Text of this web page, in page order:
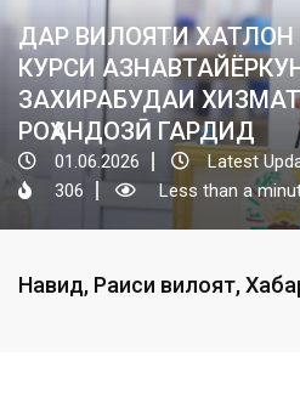
ДАР ВИЛОЯТИ ХАТЛОН
КУРСИ
ЗАХИРАБУДАИ
РОҲАНДОЗӢ ГАРДИД
01.06.2026
Latest
306
Less than a
Навид, Раиси вилоят,